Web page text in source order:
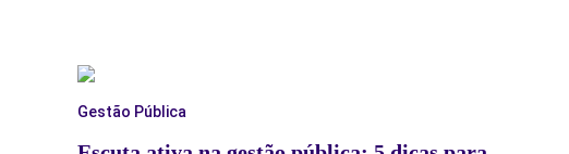
Gestão Pública